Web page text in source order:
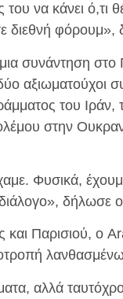
του να κάνει
διεθνή
συνάντηση στο
αξιωματούχοι
του Ιράν,
στην
Φυσικά,
δήλωσε
Παρισιού, ο
αλλά